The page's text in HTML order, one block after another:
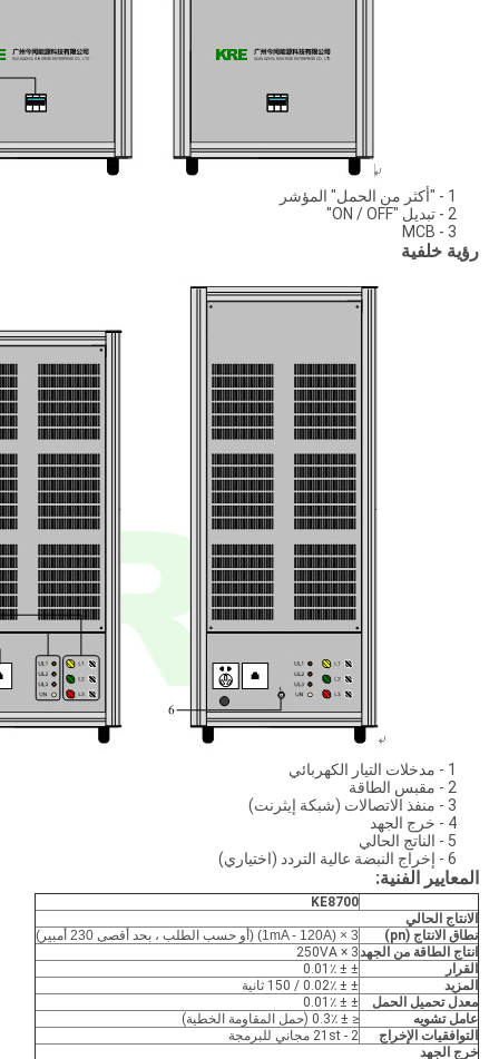
1 - "أكثر من الحمل" المؤشر
2 - تبديل "ON / OFF"
3 - MCB
رؤية خلفية
1 - مدخلات التيار الكهربائي
2 - مقبس الطاقة
3 - منفذ الاتصالات (شبكة إيثرنت)
4 - خرج الجهد
5 - الناتج الحالي
6 - إخراج النبضة عالية التردد (اختياري)
المعايير الفنية:
KE8700
الانتاج الحالي
نطاق الانتاج (pn)
3 × (1mA - 120A) (أو حسب الطلب ، بحد أقصى 230 أمبير)
انتاج الطاقة من الجهد3 × 250VA
القرار
± ± 0.01٪
المزيد
± ± 0.02٪ / 150 ثانية
معدل تحميل الحمل
± ± 0.01٪
عامل تشويه
≤ ± 0.3٪ (حمل المقاومة الخطية)
التوافقيات الإخراج
2 - 21st مجاني للبرمجة
خرج الجهد